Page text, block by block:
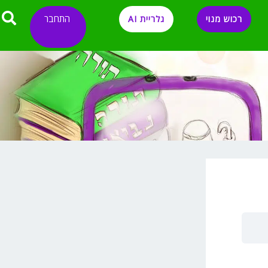
רכוש מנוי גלריית AI התחבר